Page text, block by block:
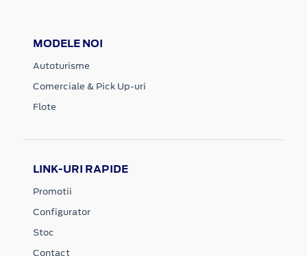
MODELE NOI
Autoturisme
Comerciale & Pick Up-uri
Flote
LINK-URI RAPIDE
Promotii
Configurator
Stoc
Contact